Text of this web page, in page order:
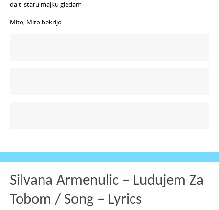
da ti staru majku gledam
Mito, Mito bekrijo
Silvana Armenulic – Ludujem Za
Tobom / Song – Lyrics